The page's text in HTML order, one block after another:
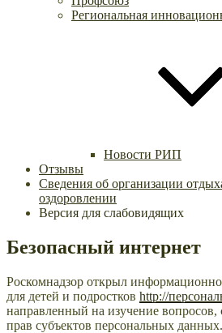
Региональная
Новости РИП
Отзывы
Сведения об организации
оздоровлении
Версия для слабовидящих
Безопасный интернет
Роскомнадзор открыл
для детей и подростков http://
направленный на изучение вопросов,
прав субъектов персональных данных.